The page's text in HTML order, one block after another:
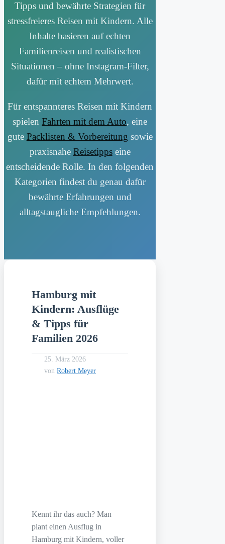
Tipps und bewährte Strategien für
stressfreieres Reisen mit Kindern. Alle
Inhalte basieren auf echten
Familienreisen und realistischen
Situationen – ohne Instagram-Filter,
dafür mit echtem Mehrwert.
Für entspannteres Reisen mit Kindern
spielenFahrten mit dem Auto, eine
gute Packlisten & Vorbereitung sowie
praxisnahe Reisetippseine
entscheidende Rolle. In den folgenden
Kategorien findest du genau dafür
bewährte Erfahrungen und
alltagstaugliche Empfehlungen.
Hamburg mit
Kindern: Ausflüge
& Tipps für
Familien 2026
25. März 2026
von Robert Meyer
Kennt ihr das auch? Man
plant einen Ausflug in
Hamburg mit Kindern, voller